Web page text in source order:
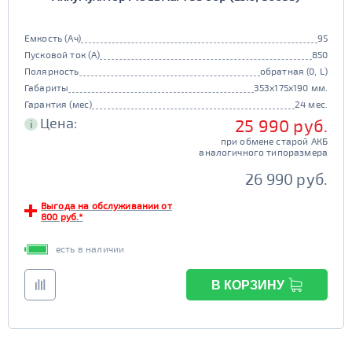
Емкость (Ач)
95
Пусковой ток (А)
850
Полярность
обратная (0, L)
Габариты
353x175x190 мм.
Гарантия (мес)
24 мес.
i Цена: 25 990 руб.
при обмене старой АКБ
аналогичного типоразмера
26 990 руб.
Выгода на обслуживании от
800 руб.*
есть в наличии
В КОРЗИНУ